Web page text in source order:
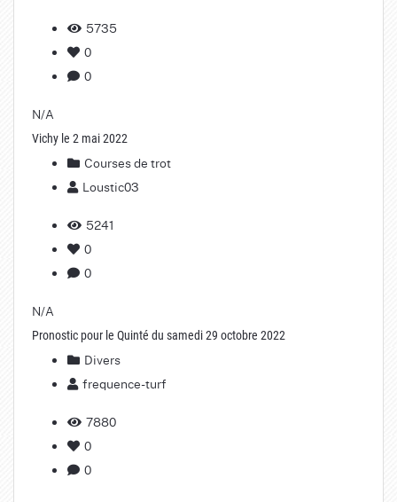
5735
0
0
N/A
Vichy le 2 mai 2022
Courses de trot
Loustic03
5241
0
0
N/A
Pronostic pour le Quinté du samedi 29 octobre 2022
Divers
frequence-turf
7880
0
0